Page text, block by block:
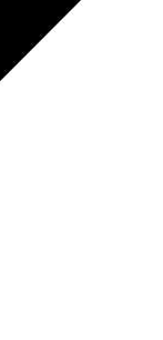
Schwiers